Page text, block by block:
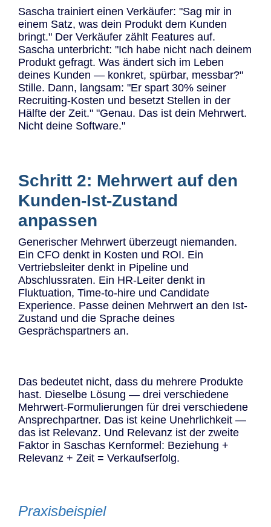
Sascha trainiert einen Verkäufer: "Sag mir in
einem Satz, was dein Produkt dem Kunden
bringt." Der Verkäufer zählt Features auf.
Sascha unterbricht: "Ich habe nicht nach deinem
Produkt gefragt. Was ändert sich im Leben
deines Kunden — konkret, spürbar, messbar?"
Stille. Dann, langsam: "Er spart 30% seiner
Recruiting-Kosten und besetzt Stellen in der
Hälfte der Zeit." "Genau. Das ist dein Mehrwert.
Nicht deine Software."
Schritt 2: Mehrwert auf den
Kunden-Ist-Zustand
anpassen
Generischer Mehrwert überzeugt niemanden.
Ein CFO denkt in Kosten und ROI. Ein
Vertriebsleiter denkt in Pipeline und
Abschlussraten. Ein HR-Leiter denkt in
Fluktuation, Time-to-hire und Candidate
Experience. Passe deinen Mehrwert an den Ist-
Zustand und die Sprache deines
Gesprächspartners an.
Das bedeutet nicht, dass du mehrere Produkte
hast. Dieselbe Lösung — drei verschiedene
Mehrwert-Formulierungen für drei verschiedene
Ansprechpartner. Das ist keine Unehrlichkeit —
das ist Relevanz. Und Relevanz ist der zweite
Faktor in Saschas Kernformel: Beziehung +
Relevanz + Zeit = Verkaufserfolg.
Praxisbeispiel